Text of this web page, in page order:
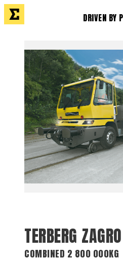
DRIVEN BY
TERBERG
COMBINED 2 800 000KG